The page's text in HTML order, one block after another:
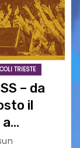
TRIESTE
– da
il